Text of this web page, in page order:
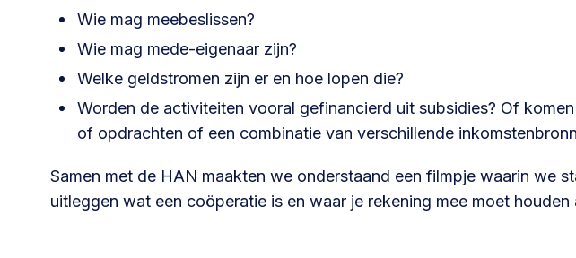
Wie mag meebeslissen?
Wie mag mede-eigenaar zijn?
Welke geldstromen zijn er en hoe lopen die?
Worden de activiteiten vooral gefinancierd uit subsidies? Of
of opdrachten of een combinatie van verschillende
Samen met de HAN maakten we onderstaand een filmpje waarin we
uitleggen wat een coöperatie is en waar je rekening mee moet houden